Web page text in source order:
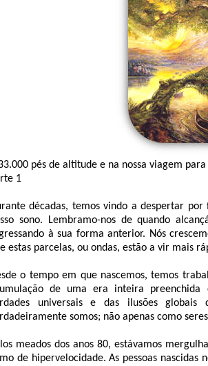
pés de altitude e na nossa viagem
1
décadas, temos vindo a despertar
sono. Lembramo-nos de quando
à sua forma anterior. Nós
estas parcelas, ou ondas, estão a vir mais
o tempo em que nascemos, temos
de uma era inteira preenchida
universais e das ilusões globais
somos; não apenas como
meados dos anos 80, estávamos
de hipervelocidade. As pessoas nascidas